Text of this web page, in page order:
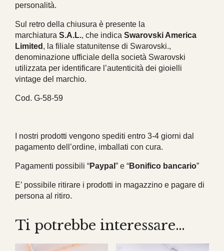
personalità.
Sul retro della chiusura è presente la
marchiatura S.A.L., che indica Swarovski America
Limited , la filiale statunitense di Swarovski.,
denominazione ufficiale della società Swarovski
utilizzata per identificare l’autenticità dei gioielli
vintage del marchio.
Cod. G-58-59
I nostri prodotti vengono spediti entro 3-4 giorni dal
pagamento dell’ordine, imballati con cura.
Pagamenti possibili “Paypal ” e “Bonifico bancario”
E’ possibile ritirare i prodotti in magazzino e pagare di
persona al ritiro.
Ti potrebbe interessare…